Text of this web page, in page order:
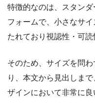
特徴的なのは、スタン
フォームで、小さなサ
たれており視認性・可読
そのため、サイズを問
り、本文から見出しま
ザインにおいて非常に良